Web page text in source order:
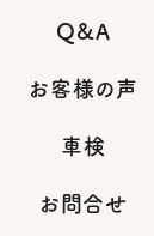
Q&A
お客様の声
車検
お問合せ